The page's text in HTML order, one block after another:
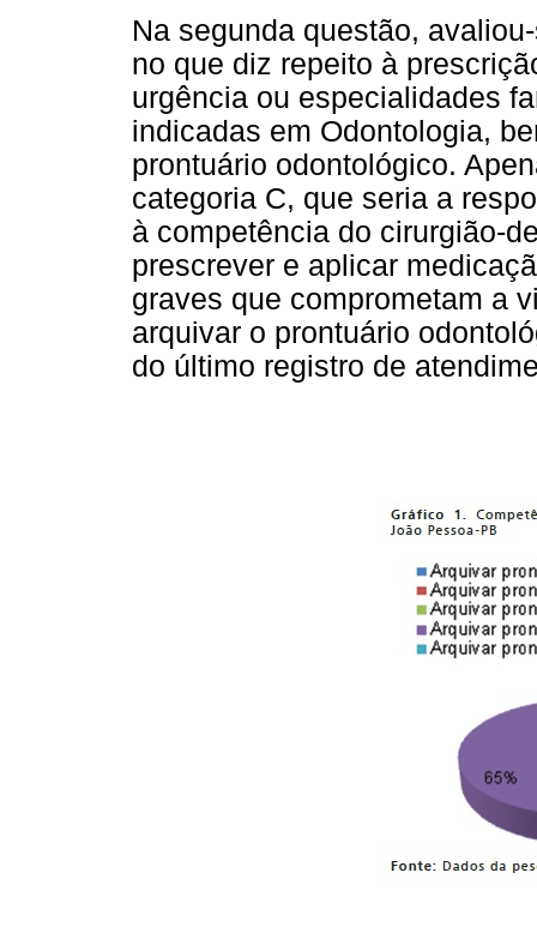
Na segunda questão,
no que diz repeito à
urgência ou especialidades
indicadas em Odontologia,
prontuário odontológico.
categoria C, que seria a
à competência do cirurgião-
prescrever e aplicar
graves que comprometam a
arquivar o prontuário
do último registro de